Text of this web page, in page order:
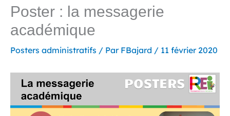
Poster : la messagerie
académique
Posters administratifs / Par FBajard / 11 février 2020